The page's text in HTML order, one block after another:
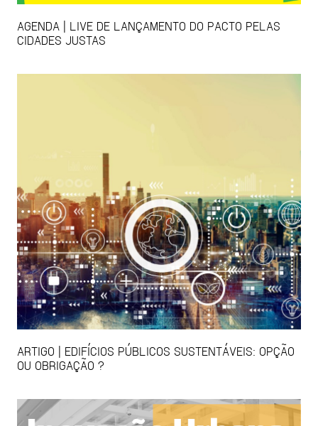
AGENDA | LIVE DE LANÇAMENTO DO PACTO PELAS
CIDADES JUSTAS
ARTIGO | EDIFÍCIOS PÚBLICOS SUSTENTÁVEIS: OPÇÃO
OU OBRIGAÇÃO ?